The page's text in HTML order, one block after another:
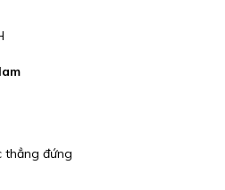
thẳng đứng